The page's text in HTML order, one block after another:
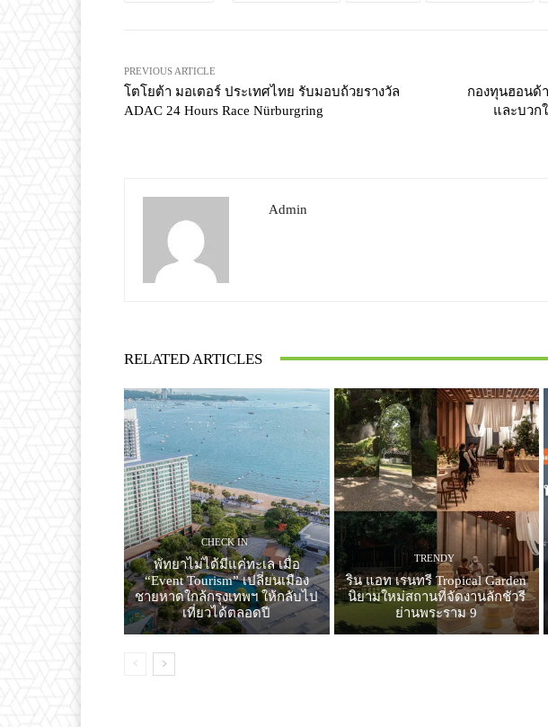
PREVIOUS ARTICLE
โตโยต้า มอเตอร์ ประเทศไทย รับมอบถ้วยรางวัล
ADAC 24 Hours Race Nürburgring
กองทุนฮอนด้
และบวก
Admin
RELATED ARTICLES
CHECK IN
พัทยาไม่ได้มีแค่ทะเล เมื่อ
“Event Tourism” เปลี่ยนเมือง
ชายหาดใกล้กรุงเทพฯ ให้กลับไป
เที่ยวได้ตลอดปี
TRENDY
ริน แอท เรนทรี Tropical Garden
นิยามใหม่สถานที่จัดงานลักชัวรี
ย่านพระราม 9